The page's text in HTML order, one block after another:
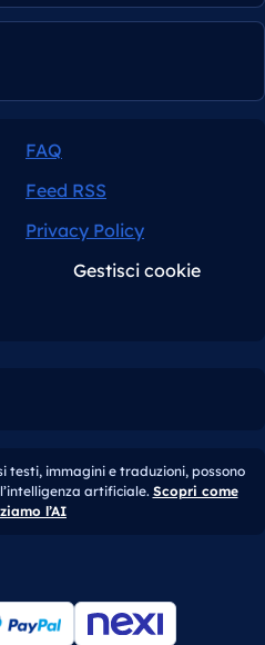
FAQ
Feed RSS
Privacy Policy
Gestisci cookie
testi, immagini e traduzioni, possono
artificiale. Scopri come
l’AI